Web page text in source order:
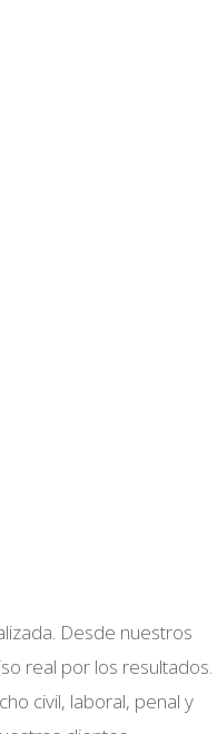
Desde nuestros
real por los resultados.
civil, laboral, penal y